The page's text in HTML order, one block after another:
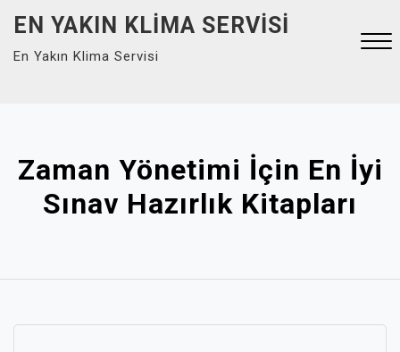
content
EN YAKIN KLIMA SERVISI
En Yakın Klima Servisi
Zaman Yönetimi İçin En İyi
Sınav Hazırlık Kitapları